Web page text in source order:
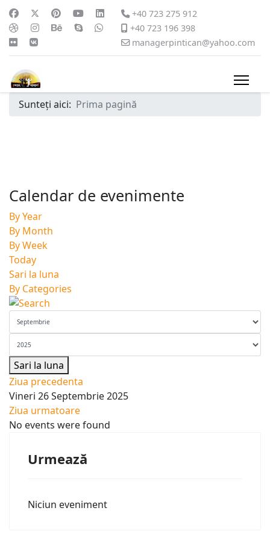
+40 723 275 912
+40 723 196 398
managerpintican@yahoo.com
Sunteți aici: Prima pagină
Calendar de evenimente
By Year
By Month
By Week
Today
Sari la luna
By Categories
Sari la luna
Ziua precedenta
Vineri 26 Septembrie 2025
Ziua urmatoare
No events were found
Urmează
Niciun eveniment